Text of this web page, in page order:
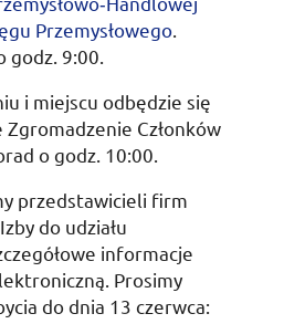
Przemysłowego
godz. 9:00
i miejscu odbędzie się
Zgromadzenie Członków
ogodz. 10:00
przedstawicieli firm
do udziału
informacje
Prosimy
do dnia 13 czerwca: